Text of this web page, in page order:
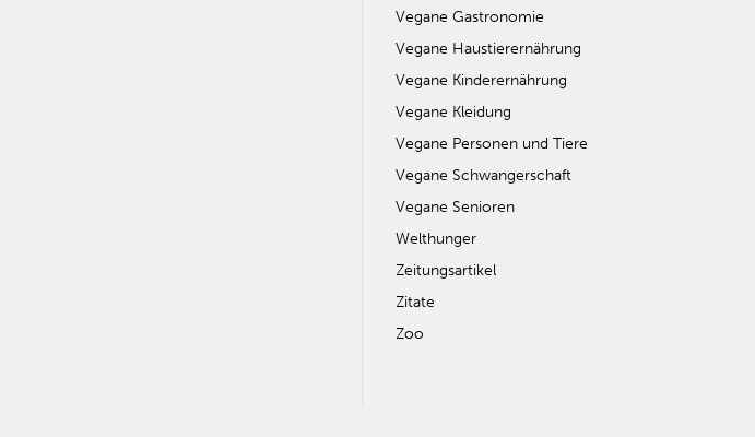
Vegane Gastronomie
Vegane Haustierernährung
Vegane Kinderernährung
Vegane Kleidung
Vegane Personen und Tiere
Vegane Schwangerschaft
Vegane Senioren
Welthunger
Zeitungsartikel
Zitate
Zoo